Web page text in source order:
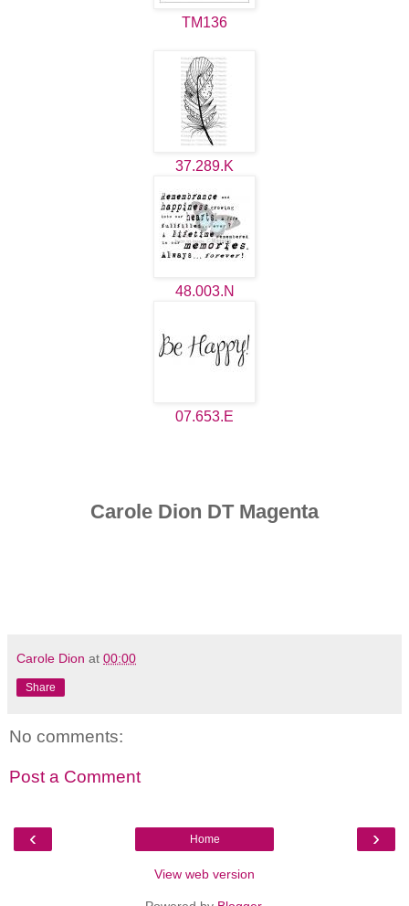
TM136
37.289.K
48.003.N
07.653.E
Carole Dion DT Magenta
Carole Dion at 00:00
Share
No comments:
Post a Comment
‹ ›
Home
View web version